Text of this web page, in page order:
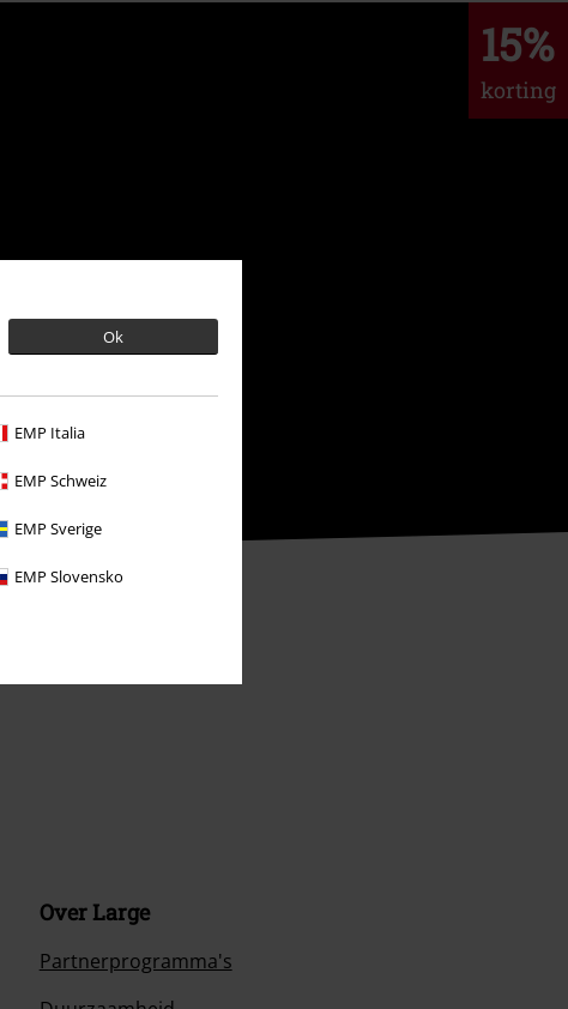
Ok
EMP Italia
EMP Schweiz
EMP Sverige
EMP Slovensko
15%
korting
Over Large
Partnerprogramma's